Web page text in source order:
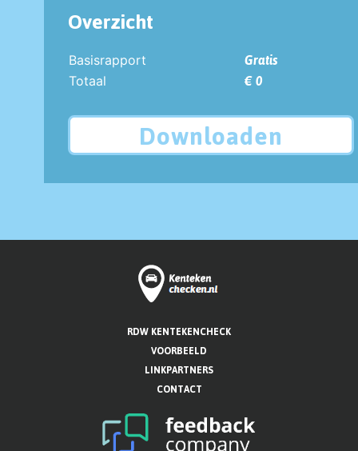
Overzicht
Basisrapport
Gratis
Totaal
€ 0
Downloaden
RDW KENTEKENCHECK
VOORBEELD
LINKPARTNERS
CONTACT